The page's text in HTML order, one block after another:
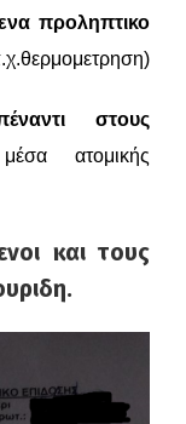
προληπτικο
στους
ατομικής
και τους